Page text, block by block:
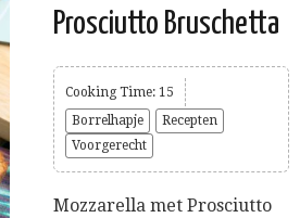
Prosciutto Bruschetta
Cooking Time: 15
Borrelhapje
Recepten
Voorgerecht
Mozzarella met Prosciutto